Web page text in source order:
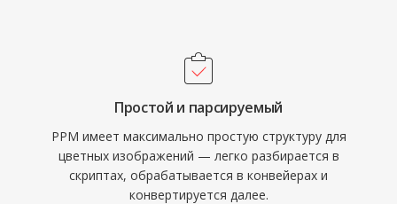
Простой и парсируемый
PPM имеет максимально простую структуру для
цветных изображений — легко разбирается в
скриптах, обрабатывается в конвейерах и
конвертируется далее.